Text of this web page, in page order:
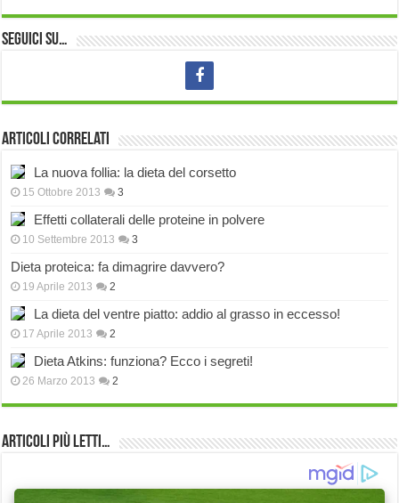
Seguici su…
Articoli correlati
La nuova follia: la dieta del corsetto
15 Ottobre 2013 3
Effetti collaterali delle proteine in polvere
10 Settembre 2013 3
Dieta proteica: fa dimagrire davvero?
19 Aprile 2013 2
La dieta del ventre piatto: addio al grasso in eccesso!
17 Aprile 2013 2
Dieta Atkins: funziona? Ecco i segreti!
26 Marzo 2013 2
Articoli più Letti…